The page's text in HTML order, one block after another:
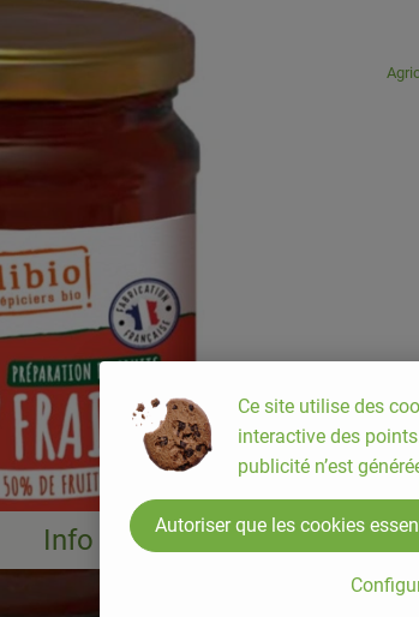
Info
Ce site utilise des
interactive des
publicité n’est
Autoriser que les cookies